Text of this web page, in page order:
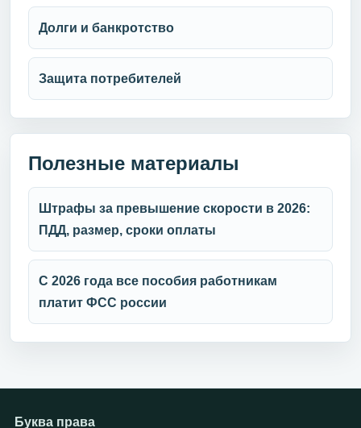
Долги и банкротство
Защита потребителей
Полезные материалы
Штрафы за превышение скорости в 2026:
ПДД, размер, сроки оплаты
С 2026 года все пособия работникам
платит ФСС россии
Буква права